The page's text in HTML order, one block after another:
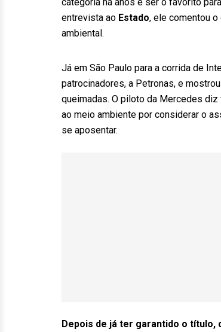
entrevista ao Estado, ele comentou
ambiental.
Já em São Paulo para a corrida de
patrocinadores, a Petronas, e
queimadas. O piloto da Mercedes
ao meio ambiente por considerar o
se aposentar.
Depois de já ter garantido o